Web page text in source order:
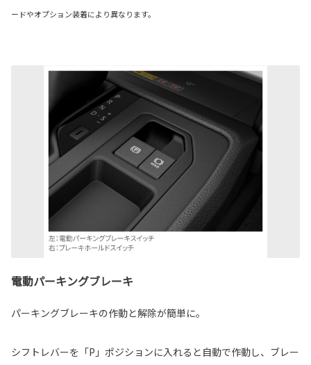
ードやオプション装着により異なります。
電動パーキングブレーキ
パーキングブレーキの作動と解除が簡単に。
シフトレバーを「P」ポジションに入れると自動で作動し、ブレー